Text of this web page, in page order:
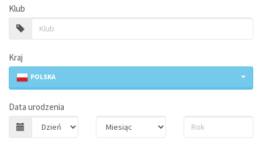
Klub
Kraj
POLSKA
Data urodzenia